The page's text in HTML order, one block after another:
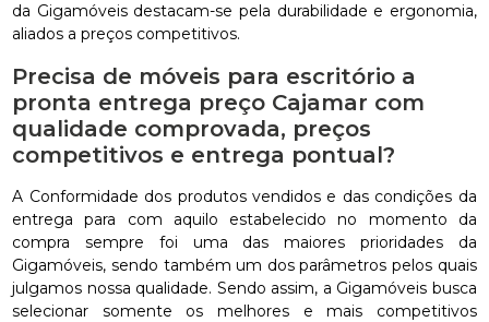
da Gigamóveis destacam-se pela durabilidade e ergonomia,
aliados a preços competitivos.
Precisa de móveis para escritório a
pronta entrega preço Cajamar com
qualidade comprovada, preços
competitivos e entrega pontual?
A Conformidade dos produtos vendidos e das condições da
entrega para com aquilo estabelecido no momento da
compra sempre foi uma das maiores prioridades da
Gigamóveis, sendo também um dos parâmetros pelos quais
julgamos nossa qualidade. Sendo assim, a Gigamóveis busca
selecionar somente os melhores e mais competitivos